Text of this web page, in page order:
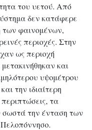
του υετού. Από
δεν κατάφερε
φαινομένων,
περιοχές. Στην
ως περιοχή
και
υψομέτρου
την ιδιαίτερη
τα
την ένταση των